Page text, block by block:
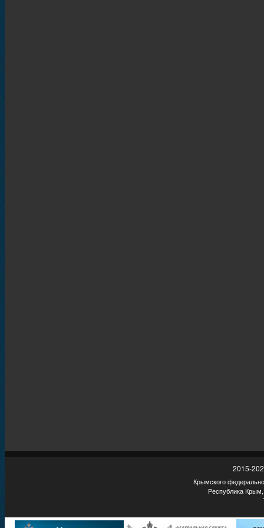
2015-
Крымского
Республика